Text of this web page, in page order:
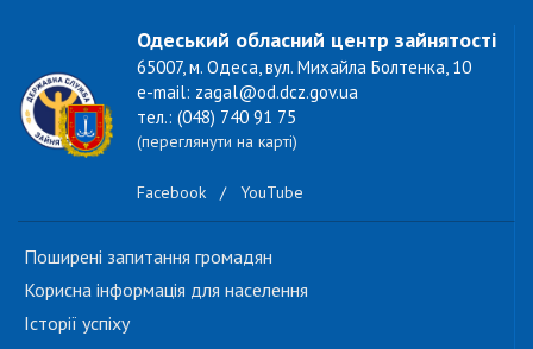
Одеський обласний центр зайнятості
65007, м. Одеса, вул. Михайла Болтенка, 10
e-mail: zagal@od.dcz.gov.ua
тел.: (048) 740 91 75
(переглянути на карті)
Facebook / YouTube
Поширені запитання громадян
Корисна інформація для населення
Історії успіху